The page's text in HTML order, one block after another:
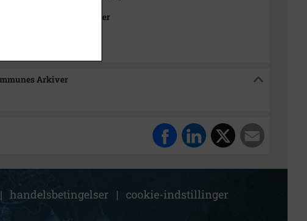
Faxe Kommunes Arkiver
Arkiver
handelsbetingelser | cookie-indstillinger